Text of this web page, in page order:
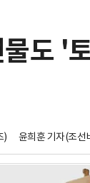
도 '
) 윤희훈 기자(조선